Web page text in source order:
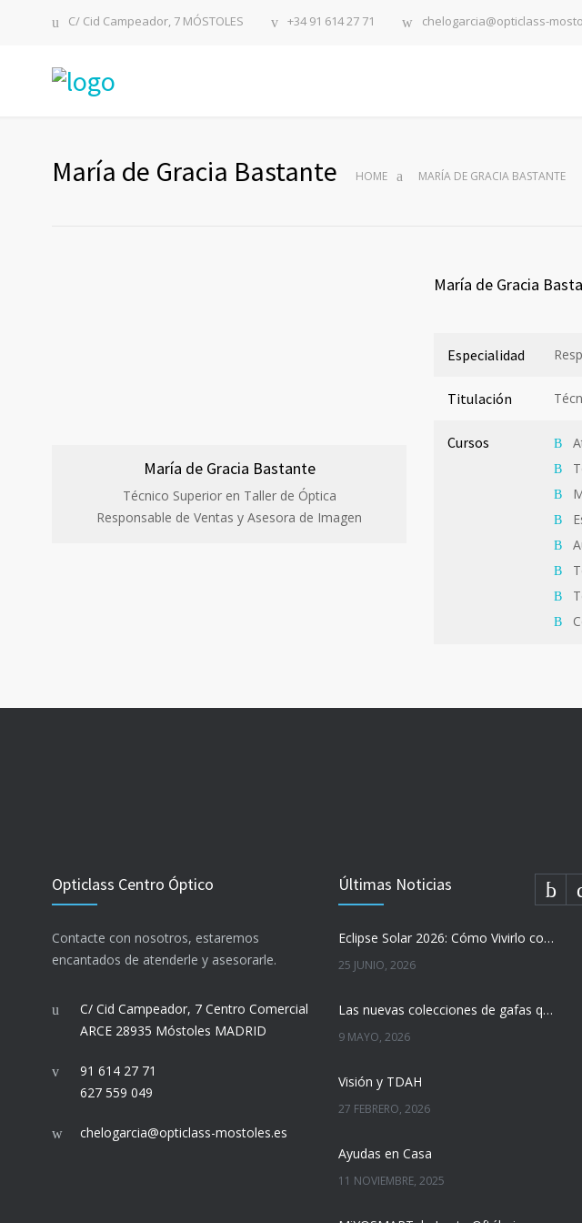
C/ Cid Campeador, 7 MÓSTOLES +34 91 614 27 71 chelogarcia@opticlass-
María de Gracia Bastante HOME MARÍA DE GRACIA BASTANTE
María de Gracia Bastante
Técnico Superior en Taller de Óptica
Responsable de Ventas y Asesora de Imagen
María de Gracia
Especialidad
Titulación
Cursos
Opticlass Centro Óptico
Contacte con nosotros, estaremos
encantados de atenderle y asesorarle.
C/ Cid Campeador, 7 Centro Comercial
ARCE 28935 Móstoles MADRID
91 614 27 71
627 559 049
chelogarcia@opticlass-mostoles.es
Últimas Noticias
Eclipse Solar 2026: Cómo Vivirlo con Total Seguridad
25 JUNIO, 2026
Las nuevas colecciones de gafas que marcarán tendencia esta temporada
9 MAYO, 2026
Visión y TDAH
27 FEBRERO, 2026
Ayudas en Casa
11 NOVIEMBRE, 2025